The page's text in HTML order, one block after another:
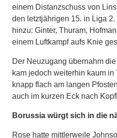
einem Distanzschuss von
den letztjährigen 15. in Liga
hinzu: Ginter, Thuram,
einem Luftkampf aufs Knie
Der Neuzugang übernahm
kam jedoch weiterhin kaum
knapp flach am langen
auch im kurzen Eck nach
Borussia würgt sich in die
Rose hatte mittlerweile